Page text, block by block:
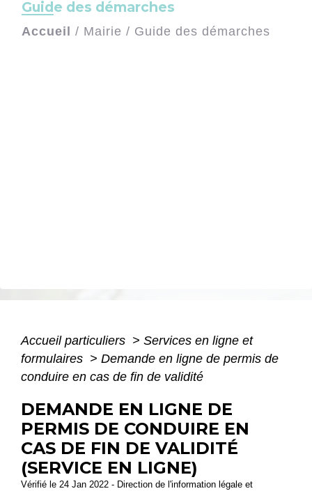
Guide des démarches
Accueil / Mairie / Guide des démarches
Accueil particuliers > Services en ligne et
formulaires > Demande en ligne de permis de
conduire en cas de fin de validité
DEMANDE EN LIGNE DE
PERMIS DE CONDUIRE EN
CAS DE FIN DE VALIDITÉ
(SERVICE EN LIGNE)
Vérifié le 24 Jan 2022 - Direction de l'information légale et